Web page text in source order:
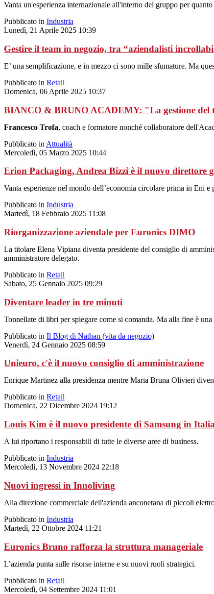
Vanta un'esperienza internazionale all'interno del gruppo per
Pubblicato in Industria
Lunedì, 21 Aprile 2025 10:39
Gestire il team in negozio, tra “aziendalisti
E’ una semplificazione, e in mezzo ci sono mille sfumature. Ma
Pubblicato in Retail
Domenica, 06 Aprile 2025 10:37
BIANCO & BRUNO ACADEMY: "La gestione del
Francesco Trofa, coach e formatore nonché collaboratore
Pubblicato in Attualità
Mercoledì, 05 Marzo 2025 10:44
Erion Packaging, Andrea Bizzi è il nuovo direttore
Vanta esperienze nel mondo dell’economia circolare prima in Eni
Pubblicato in Industria
Martedì, 18 Febbraio 2025 11:08
Riorganizzazione aziendale per Euronics DIMO
La titolare Elena Vipiana diventa presidente del consiglio di
amministratore delegato.
Pubblicato in Retail
Sabato, 25 Gennaio 2025 09:29
Diventare leader in tre minuti
Tonnellate di libri per spiegare come si comanda. Ma alla fine è
Pubblicato in Il Blog di Nathan (vita da negozio)
Venerdì, 24 Gennaio 2025 08:59
Unieuro, c'è il nuovo consiglio di amministrazione
Enrique Martinez alla presidenza mentre Maria Bruna Olivieri
Pubblicato in Retail
Domenica, 22 Dicembre 2024 19:12
Louis Kim è il nuovo presidente di Samsung in Italia
A lui riportano i responsabili di tutte le diverse aree di business.
Pubblicato in Industria
Mercoledì, 13 Novembre 2024 22:18
Nuovi ingressi in Innoliving
Alla direzione commerciale dell'azienda anconetana di piccoli
Pubblicato in Industria
Martedì, 22 Ottobre 2024 11:21
Euronics Bruno rafforza la struttura manageriale
L’azienda punta sulle risorse interne e su nuovi ruoli strategici.
Pubblicato in Retail
Mercoledì, 04 Settembre 2024 11:01